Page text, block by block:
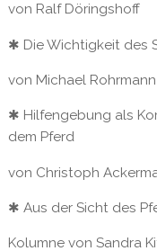
von Ralf Döringshoff
✱ Die Wichtigkeit des
von Michael Rohrmann
✱ Hilfengebung als
dem Pferd
von Christoph
✱ Aus der Sicht des
Kolumne von Sandra